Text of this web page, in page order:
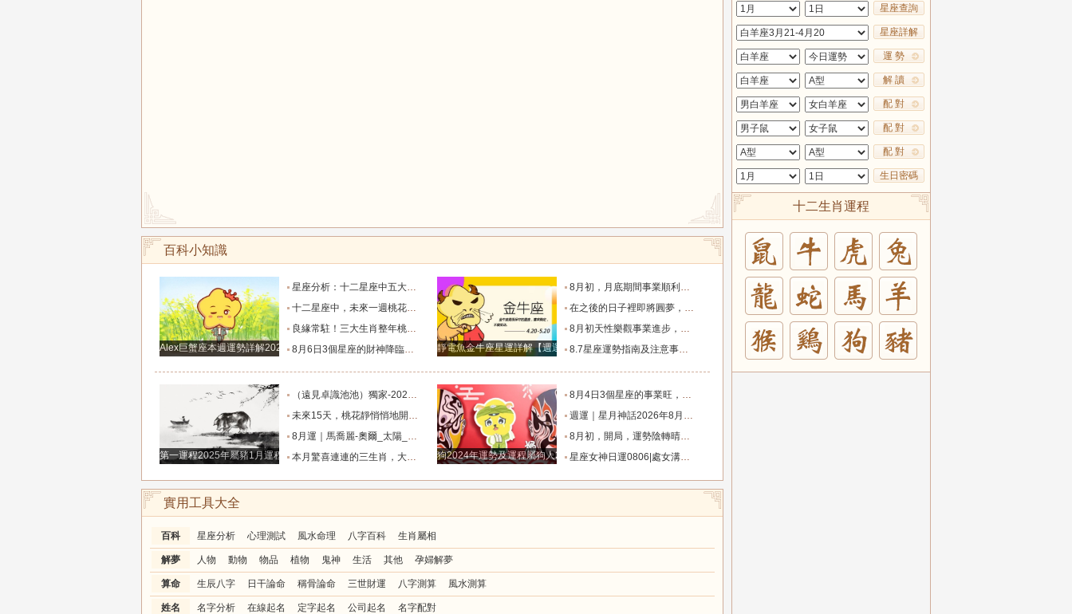
百科小知識
Alex巨蟹座本週運勢詳解2024.12.23-12.29
星座分析：十二星座中五大顏值最高的星座女生，天秤座只能排第二_魅力_情感_觀察力
十二星座中，未來一週桃花扭腰，指引舊愛歸來，出雙入對的星座！_愛情_都能_獅子座
良緣常駐！三大生肖整年桃花盛放，愛戀甜蜜綿長，婚姻幸福圓滿_屬豬_感情_單身
8月6日3個星座的財神降臨，財富滾滾來，錢包鼓鼓！_工作_金牛座_方面
靜電魚金牛座星運詳解【週運2024年12月9日-12月15日】
8月初，月底期間事業順利，運氣變好，新年到來之前發家致富的4大星座_財富_初至_天秤座
在之後的日子裡即將圓夢，財運順事業順，財富翻倍漲的星座_金牛座_成功_獅子座
8月初天性樂觀事業進步，一直走上坡路不缺錢的4星座。_財運_機會_主動
8.7星座運勢指南及注意事項（上）_事情_時機不對_歪理
第一運程2025年屬豬1月運程解析
（遠見卓識池池）獨家-2026年8月6日-十二生肖每日運程（事業、財運、健康、愛情）提醒_朋友_感情_伴侶
未來15天，桃花靜悄悄地開，與真愛只有一步之遙的4大星座_伴侶_愛情_雙子座
8月運｜馬喬麗-奧爾_太陽_迦勒_生活節奏
本月驚喜連連的三生肖，大富特富不差錢，金銀堆成山，愛情有桃花_龍人_財富_事業
狗2024年運勢及運程屬狗人2024運勢好嗎
8月4日3個星座的事業旺，財旺，人旺，富貴雙至！_方面_天蠍座_雙子座
週運｜星月神話2026年8月6日-8月12日十二星座一週展望_都能_職責_時間
8月初，開局，運勢陰轉晴，沒啥小人影響，事業賺錢更多的4個星座_獅子座_天秤座_雙子座
星座女神日運0806|處女溝通順暢，天秤關係緊繃_幸運_數字_情緒
實用工具大全
百科 星座分析 心理測試 風水命理 八字百科 生肖屬相
解夢 人物 動物 物品 植物 鬼神 生活 其他 孕婦解夢
算命 生辰八字 日干論命 稱骨論命 三世財運 八字測算 風水測算
姓名 名字分析 在線起名 定字起名 公司起名 名字配對
星座查詢
星座詳解
運 勢
解 讀
配 對
配 對
配 對
生日密碼
十二生肖運程
鼠 牛 虎 兔
龍 蛇 馬
猴 雞 狗